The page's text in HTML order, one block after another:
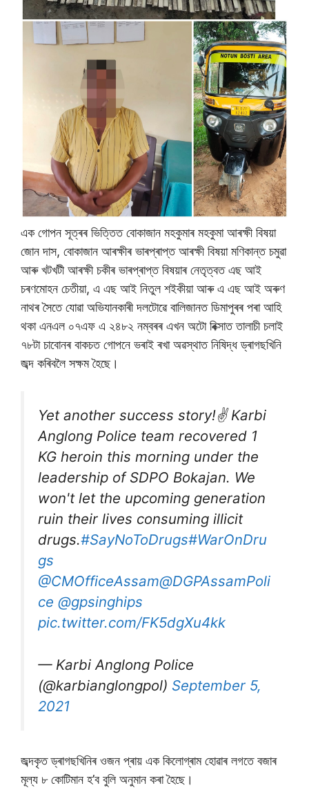
এক গোপন সূত্ৰৰ ভিত্তিত বোকাজান মহকুমাৰ মহকুমা আৰক্ষী বিষয়া
জোন দাস, বোকাজান আৰক্ষীৰ ভাৰপ্ৰাপ্ত আৰক্ষী বিষয়া মণিকান্ত চমুৱা
আৰু খটখটী আৰক্ষী চকীৰ ভাৰপ্ৰাপ্ত বিষয়াৰ নেতৃত্বত এছ আই
চৰণমোহন চেতীয়া, এ এছ আই নিতুল শইকীয়া আৰু এ এছ আই অৰুণ
নাথৰ সৈতে যোৱা অভিযানকাৰী দলটোৱে বালিজানত ডিমাপুৰৰ পৰা আহি
থকা এনএল ০৭এফ এ ২৪৮২ নম্বৰৰ এখন অটো ৰিক্সাত তালাচী চলাই
৭৮টা চাবোনৰ বাকচত গোপনে ভৰাই ৰখা অৱস্থাত নিষিদ্ধ ড্ৰাগছখিনি
জব্দ কৰিবলৈ সক্ষম হৈছে।
Yet another success story!✌️ Karbi
Anglong Police team recovered 1
KG heroin this morning under the
leadership of SDPO Bokajan. We
won't let the upcoming generation
ruin their lives consuming illicit
drugs.#SayNoToDrugs#WarOnDru
gs
@CMOfficeAssam@DGPAssamPoli
ce @gpsinghips
pic.twitter.com/FK5dgXu4kk
— Karbi Anglong Police
(@karbianglongpol) September 5,
2021
জব্দকৃত ড্ৰাগছখিনিৰ ওজন প্ৰায় এক কিলোগ্ৰাম হোৱাৰ লগতে বজাৰ
মূল্য ৮ কোটিমান হ’ব বুলি অনুমান কৰা হৈছে।